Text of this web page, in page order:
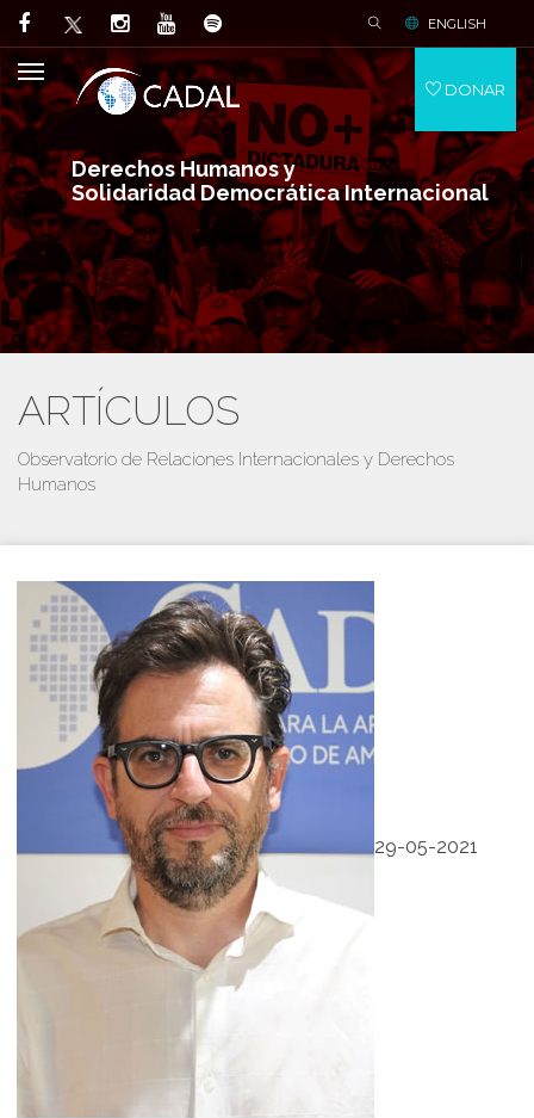
Derechos Humanos y
Solidaridad Democrática Internacional
ENGLISH
DONAR
ARTÍCULOS
Observatorio de Relaciones Internacionales y Derechos
Humanos
29-05-2021